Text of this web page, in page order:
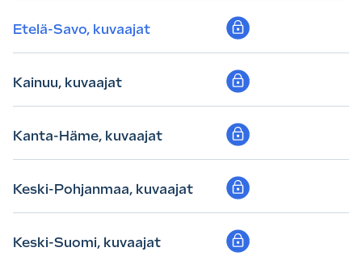
Etelä-Savo, kuvaajat
Kainuu, kuvaajat
Kanta-Häme, kuvaajat
Keski-Pohjanmaa, kuvaajat
Keski-Suomi, kuvaajat